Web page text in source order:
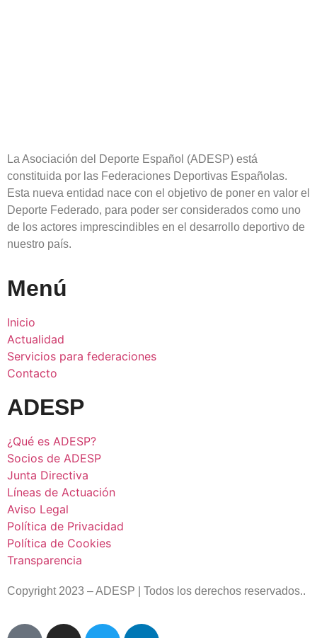
La Asociación del Deporte Español (ADESP) está
constituida por las Federaciones Deportivas Españolas.
Esta nueva entidad nace con el objetivo de poner en valor el
Deporte Federado, para poder ser considerados como uno
de los actores imprescindibles en el desarrollo deportivo de
nuestro país.
Menú
Inicio
Actualidad
Servicios para federaciones
Contacto
ADESP
¿Qué es ADESP?
Socios de ADESP
Junta Directiva
Líneas de Actuación
Aviso Legal
Política de Privacidad
Política de Cookies
Transparencia
Copyright 2023 – ADESP | Todos los derechos reservados..